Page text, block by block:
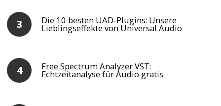
Die 10 besten UAD-Plugins: Unsere
Lieblingseffekte von Universal Audio
Free Spectrum Analyzer VST:
Echtzeitanalyse für Audio gratis